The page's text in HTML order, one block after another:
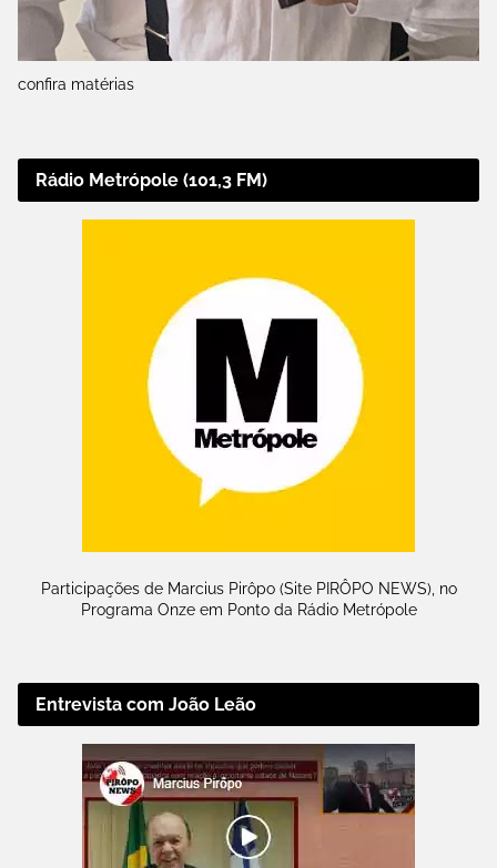
confira matérias
Rádio Metrópole (101,3 FM)
Participações de Marcius Pirôpo (Site PIRÔPO NEWS), no
Programa Onze em Ponto da Rádio Metrópole
Entrevista com João Leão